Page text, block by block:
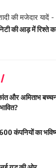
की मजेदार
की आड़ में रिश्ते
और अमिताभ
कंपनियों का